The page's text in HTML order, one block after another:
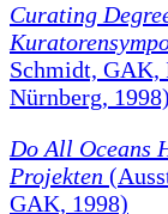
Curating
Schmidt, GAK,
Nürnberg, 1998)
Do All Oceans
Projekten
GAK, 1998)